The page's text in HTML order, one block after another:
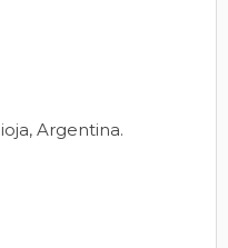
Argentina.